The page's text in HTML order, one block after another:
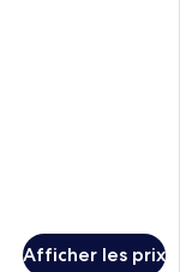
Afficher les prix